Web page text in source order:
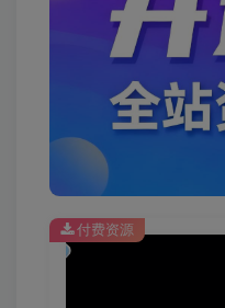
付费资源